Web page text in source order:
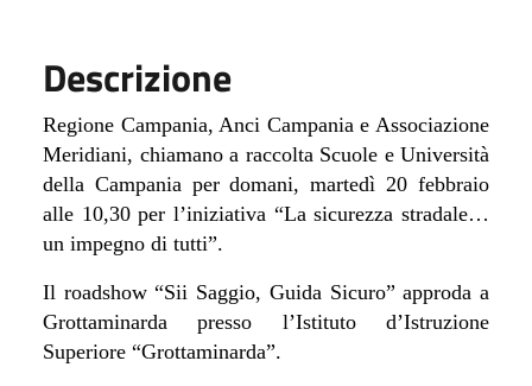
Descrizione
Regione Campania, Anci Campania e Associazione
Meridiani, chiamano a raccolta Scuole e Università
della Campania per domani, martedì 20 febbraio
alle 10,30 per l’iniziativa “La sicurezza stradale…
un impegno di tutti”.
Il roadshow “Sii Saggio, Guida Sicuro” approda a
Grottaminarda presso l’Istituto d’Istruzione
Superiore “Grottaminarda”.